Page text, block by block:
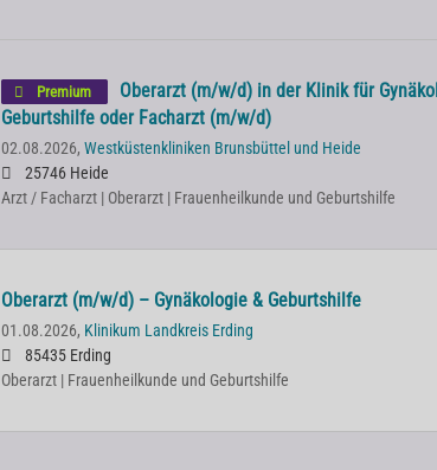
Premium
Oberarzt (m/w/d) in der Klinik für
Geburtshilfe oder Facharzt (m/w/d)
02.08.2026, Westküstenkliniken Brunsbüttel und Heide
25746 Heide
Arzt / Facharzt | Oberarzt | Frauenheilkunde und Geburtshilfe
Oberarzt (m/w/d) – Gynäkologie & Geburtshilfe
01.08.2026, Klinikum Landkreis Erding
85435 Erding
Oberarzt | Frauenheilkunde und Geburtshilfe